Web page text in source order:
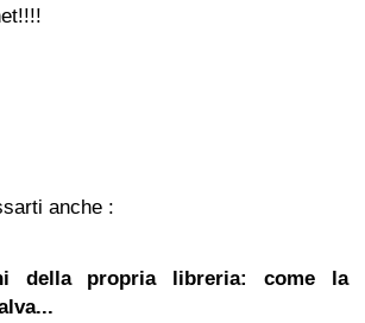
anche :
della propria libreria: come la